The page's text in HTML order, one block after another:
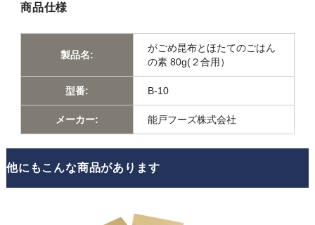
商品仕様
製品名:
がごめ昆布とほたてのごはん
の素 80g(２合用）
型番: B-10
メーカー: 能戸フーズ株式会社
他にもこんな商品があります